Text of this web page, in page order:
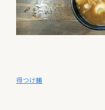
得つけ麺